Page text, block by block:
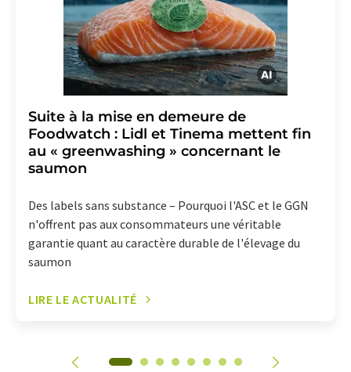
Suite à la mise en demeure de
Foodwatch : Lidl et Tinema mettent fin
au « greenwashing » concernant le
saumon
Des labels sans substance – Pourquoi l'ASC et le GGN
n'offrent pas aux consommateurs une véritable
garantie quant au caractère durable de l'élevage du
saumon
LIRE LE ACTUALITÉ